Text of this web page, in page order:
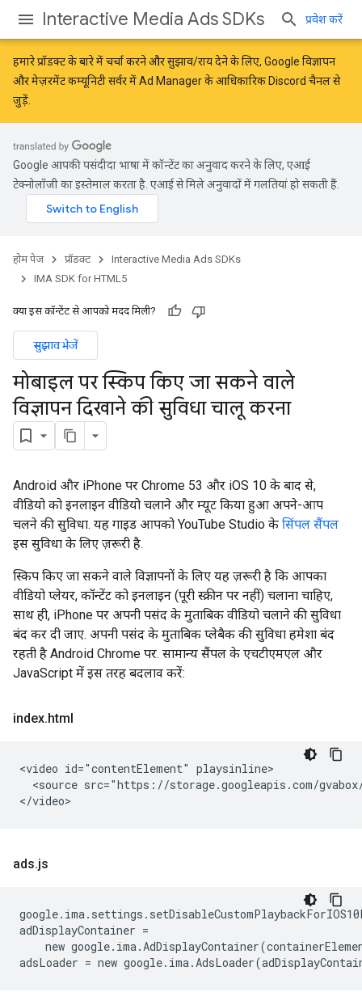
Interactive Media Ads SDKs प्रवेश करें
हमारे प्रॉडक्ट के बारे में चर्चा करने और सुझाव/राय देने के लिए, Google विज्ञापन
और मेज़रमेंट कम्यूनिटीसर्वर में Ad Manager के आधिकारिक Discord चैनल से
जुड़ें.
Google आपकी पसंदीदा भाषा में कॉन्टेंट का अनुवाद करने के लिए, एआई
टेक्नोलॉजी का इस्तेमाल करता है. एआई से मिले अनुवादों में गलतियां हो सकती हैं.
होम पेज प्रॉडक्ट
Interactive Media Ads SDKs
IMA SDK for HTML5
क्या इस कॉन्टेंट से आपको मदद मिली?
सुझाव भेजें
मोबाइल पर स्किप किए जा सकने वाले
विज्ञापन दिखाने की सुविधा चालू करना
Android और iPhone पर Chrome 53 और iOS 10 के बाद से,
वीडियो को इनलाइन वीडियो चलाने और म्यूट किया हुआ अपने-आप
चलने की सुविधा. यह गाइड आपको YouTube Studio के सिंपल सैंपल
इस सुविधा के लिए ज़रूरी है.
स्किप किए जा सकने वाले विज्ञापनों के लिए यह ज़रूरी है कि आपका
वीडियो प्लेयर, कॉन्टेंट को इनलाइन (पूरी स्क्रीन पर नहीं) चलाना चाहिए,
साथ ही, iPhone पर अपनी पसंद के मुताबिक वीडियो चलाने की सुविधा
बंद कर दी जाए. अपनी पसंद के मुताबिक प्लेबैक की सुविधा हमेशा बंद
रहती है Android Chrome पर. सामान्य सैंपल के एचटीएमएल और
JavaScript में इस तरह बदलाव करें:
index.html
<video id="contentElement" playsinline>
<source src="https://storage.googleapis.com/
ads.js
adDisplayContainer =
new